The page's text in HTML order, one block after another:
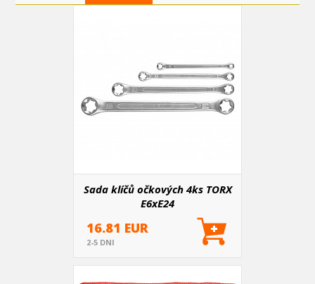
Sada klíčů očkových 4ks TORX
E6xE24
16.81 EUR
2-5 DNI